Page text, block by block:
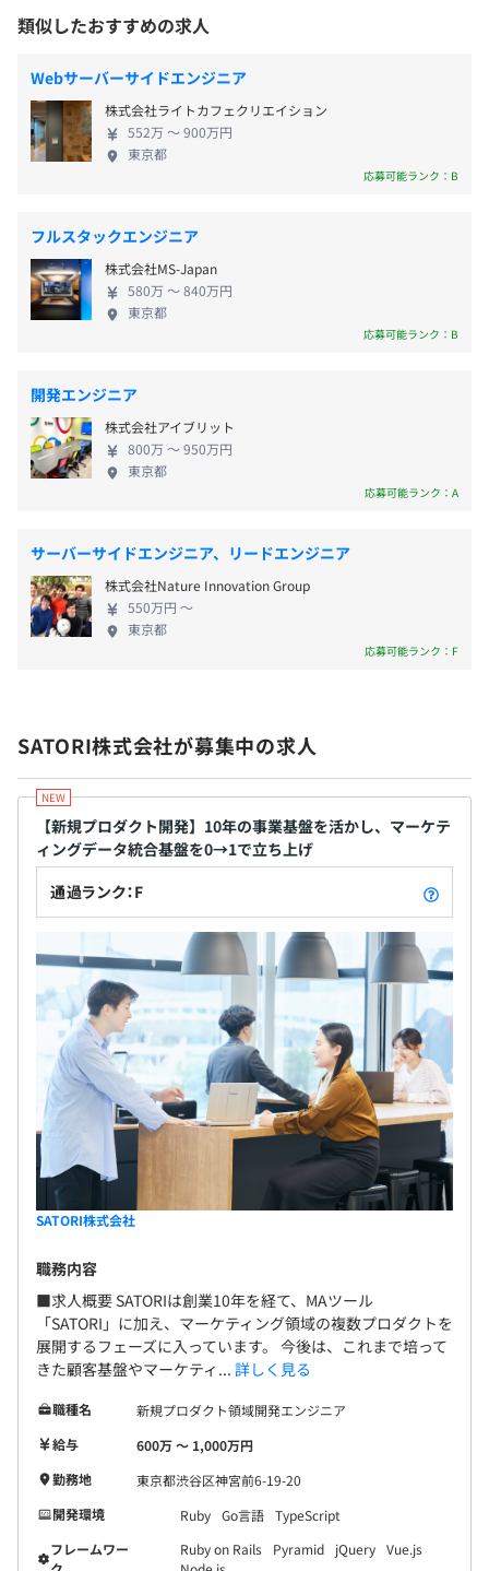
業務で使う技術だけでなく、本当に自分が技術として伸ば
術の勉強もできます。
●勉強会・コーディング披露会
毎週1時間、勉強会を実施しています。
メンバーからのテーマ持ち込みでディスカッションをした
強会等も実施しました。
高い技術力を持つメンバーと、アウトプットやノウハウ共
有を通して、互いを高め合える環境があります。
※オープンソースのプロジェクトをもっているメンバー多
●技術書・開発環境整備支援
技術書やビジネス書などの書籍を会社負担で購入できま
す。
開発ツールなどのライセンス購入や自己選択式のPC購入
支援など、快適な開発環境構築のサポートを行っていま
開発に必要十分なスペックの作業マシンを貸与いたしま
アジャイル、スクラム
◾️当社では現場の各チームがお客さまの変化に自律的に対
応し、自らの課題を自らが解決することで成長できる組織
を目指すために全社的にスクラムを取りいれています。
※スクラム：ソフトウェア開発手法（アジャイル開発手
速に開発を進めるための方法論をまとめたもの。
◾️2週間のスプリントをベースに業務を進めており、社内で
は認定のスクラムマスター資格取得も積極的に進めていま
す。業務をしながら開発手法の一つをしっかりと学べる環
境です。
◾️会社自体が『SATORI』を使用し、顧客の声を聞きやすい
・開発目線：「ビジネス目線で実現したいこと／できるこ
となのか」「個別最適→全体最適なのか」など、個別の細
かいFBを得られる環境があります。
・今後はより一層プロダクト改善の動きを加速させていき
たいと考えており、ビジネス側との連携をこれまで以上に
従業員に対する受動喫煙対策：建物内禁煙
銀座線・井の頭線・東横線・副都心線「渋谷駅」南口より
徒歩7分
・年次有給休暇
休暇）
※「責任のある自由」という名目のもとに、プライベート
の時間も大切にし、メリハリのある働き方を実現するため
・入社時：就労環境整備費（50,000円）の支給
・交通費支給
・外部研修手当
・社員紹介手当 など
社会保険完備（健康保険・厚生年金加入・雇用保険・労災
3カ月（条件などの変更はありません）
「その情熱と好奇心が誰かの価値になる」というビ
ジョンを掲げ、マーケティングによってみなさんの
情熱と好奇心を社会的な価値になる、マーケティン
グにはそんな力があると私たちは信じ事業を進めて
おります。 また少子高齢社会や労働生産性人口など
社会課題の解決に貢献し、事業活動の根幹となるマ
ーケティングを支援することで、”顧客が喜び、企業
顧客が「会ってくれない」「自分たちより多くの情
報を持っている」という傾向は強まり、新しいサー
ビスや売上をあげる難易度が高まっています。そんな
環境下でも売上をあげる仕組みを実現できるソフト
ウェアが、MAツールです。特にこの5年で多くの企業
ています。急拡大中の自社サービス開発に携わり、第
二次成長期の様々なチャンスのある環境でエンジニ
アとして成長していきませんか？
類似したおすすめの求人
Webサーバーサイドエンジニア
株式会社ライトカフェクリエイション
552万 〜 900万円
東京都
応募可能ランク：B
フルスタックエンジニア
株式会社MS-Japan
580万 〜 840万円
東京都
応募可能ランク：B
開発エンジニア
株式会社アイブリット
800万 〜 950万円
東京都
応募可能ランク：A
サーバーサイドエンジニア、リードエンジニア
株式会社Nature Innovation Group
550万円 〜
東京都
応募可能ランク：F
SATORI株式会社が募集中の求人
【新規プロダクト開発】10年の事業基盤を活かし、マーケテ
ィングデータ統合基盤を0→1で立ち上げ
通過ランク：F
SATORI株式会社
職務内容
■求人概要 SATORIは創業10年を経て、MAツール
「SATORI」に加え、マーケティング領域の複数プロダクトを
展開するフェーズに入っています。 今後は、これまで培って
きた顧客基盤やマーケティ... 詳しく見る
職種名
新規プロダクト領域開発エンジニア
給与
600万 〜 1,000万円
勤務地
東京都渋谷区神宮前6-19-20
開発環境
Ruby Go言語 TypeScript
フレームワー
Ruby on Rails Pyramid jQuery Vue.js